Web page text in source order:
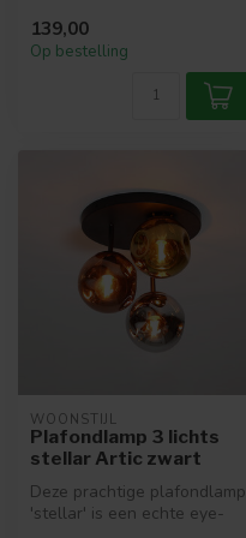
139,00
Op bestelling
WOONSTIJL
Plafondlamp 3 lichts
stellar Artic zwart
Deze prachtige plafondlamp
'stellar' is een echte eye-